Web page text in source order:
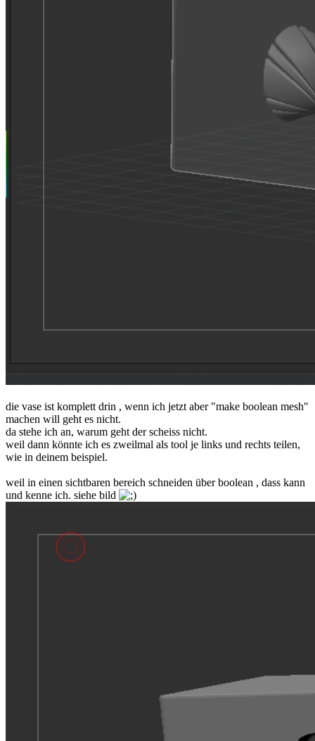
die vase ist komplett drin , wenn ich jetzt aber "make boolean mesh"
machen will geht es nicht.
da stehe ich an, warum geht der scheiss nicht.
weil dann könnte ich es zweilmal als tool je links und rechts teilen,
wie in deinem beispiel.
weil in einen sichtbaren bereich schneiden über boolean , dass kann
und kenne ich. siehe bild